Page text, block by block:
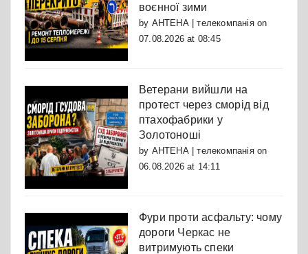
воєнної зими
by АНТЕНА | телекомпаніяon
07.08.2026 at 08:45
Ветерани вийшли на
протест через сморід від
птахофабрики у
Золотоноші
by АНТЕНА | телекомпаніяon
06.08.2026 at 14:11
Фури проти асфальту: чому
дороги Черкас не
витримують спеки